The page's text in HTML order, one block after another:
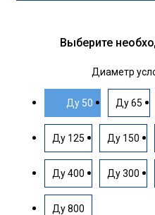
Выберите
Диаметр
Ду 50 Ду 65
Ду 125 Ду 150
Ду 400 Ду 300
Ду 800